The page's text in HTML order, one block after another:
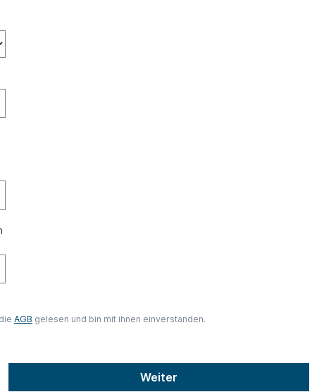
AGB gelesen und bin mit ihnen einverstanden.
Weiter